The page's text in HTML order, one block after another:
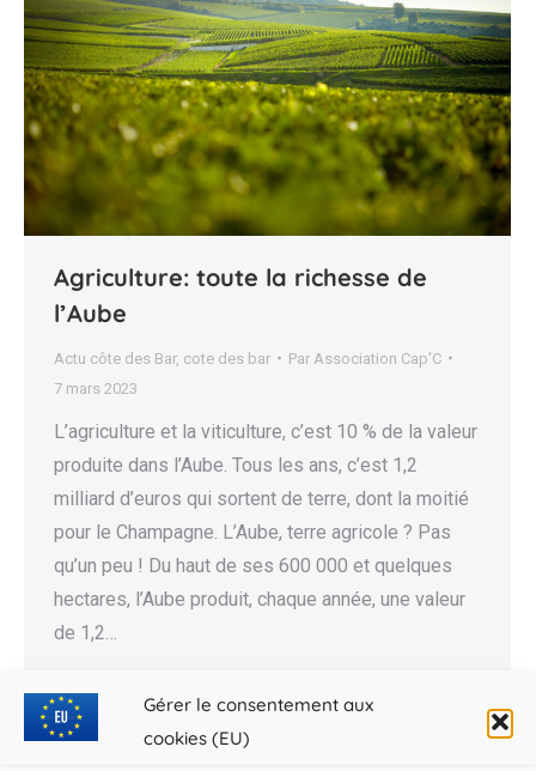
Gérer le consentement aux
cookies (EU)
Agriculture: toute la richesse de
l’Aube
Actu côte des Bar, cote des bar Par Association Cap'C
7 mars 2023
L’agriculture et la viticulture, c’est 10 % de la valeur
produite dans l’Aube. Tous les ans, c’est 1,2
milliard d’euros qui sortent de terre, dont la moitié
pour le Champagne. L’Aube, terre agricole ? Pas
qu’un peu ! Du haut de ses 600 000 et quelques
hectares, l’Aube produit, chaque année, une valeur
de 1,2…